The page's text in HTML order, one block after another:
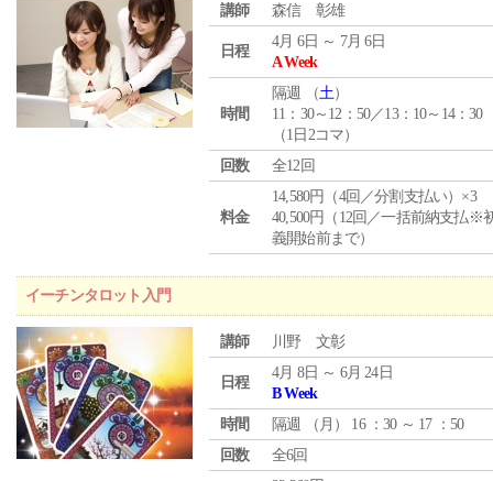
講師 森信 彰雄
日程
4月 6日 ～ 7月 6日
A Week
時間
隔週 （土）
11：30～12：50／13：10～14：30
（1日2コマ）
回数
全12回
料金
14,580円（4回／分割支払い）×3
40,500円（12回／一括前納支払※
義開始前まで）
イーチンタロット入門
講師 川野 文彰
日程
4月 8日 ～ 6月 24日
B Week
時間
隔週 （ 月 ） 16 ：30 ～ 17 ：50
回数
全6回